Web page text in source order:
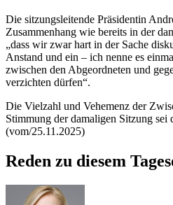
Die sitzungsleitende Präsidentin
Zusammenhang wie bereits in der
„dass wir zwar hart in der Sache
Anstand und ein – ich nenne es
zwischen den Abgeordneten und
verzichten dürfen“.
Die Vielzahl und Vehemenz der
Stimmung der damaligen Sitzung sei
(vom/25.11.2025)
Reden zu diesem